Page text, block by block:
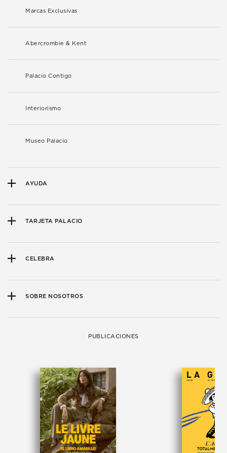
Marcas Exclusivas
Abercrombie & Kent
Palacio Contigo
Interiorismo
Museo Palacio
AYUDA
TARJETA PALACIO
CELEBRA
SOBRE NOSOTROS
PUBLICACIONES